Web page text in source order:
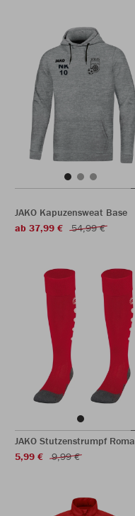
JAKO Kapuzensweat Base
ab 37,99 €
54,99 €
JAKO Stutzenstrumpf Roma
5,99 €
9,99 €